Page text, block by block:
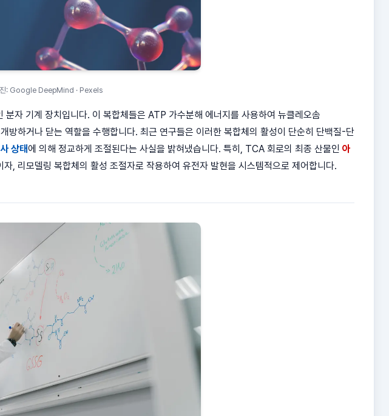
: Google DeepMind · Pexels
자 기계 장치입니다. 이 복합체들은 ATP 가수분해 에너지를 사용하여 뉴클레오솜
하거나 닫는 역할을 수행합니다. 최근 연구들은 이러한 복합체의 활성이 단순히 단백질-단
상태에 의해 정교하게 조절된다는 사실을 밝혀냈습니다. 특히, TCA 회로의 최종 산물인 아
, 리모델링 복합체의 활성 조절자로 작용하여 유전자 발현을 시스템적으로 제어합니다.